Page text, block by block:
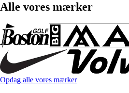
Alle vores mærker
Opdag alle vores mærker